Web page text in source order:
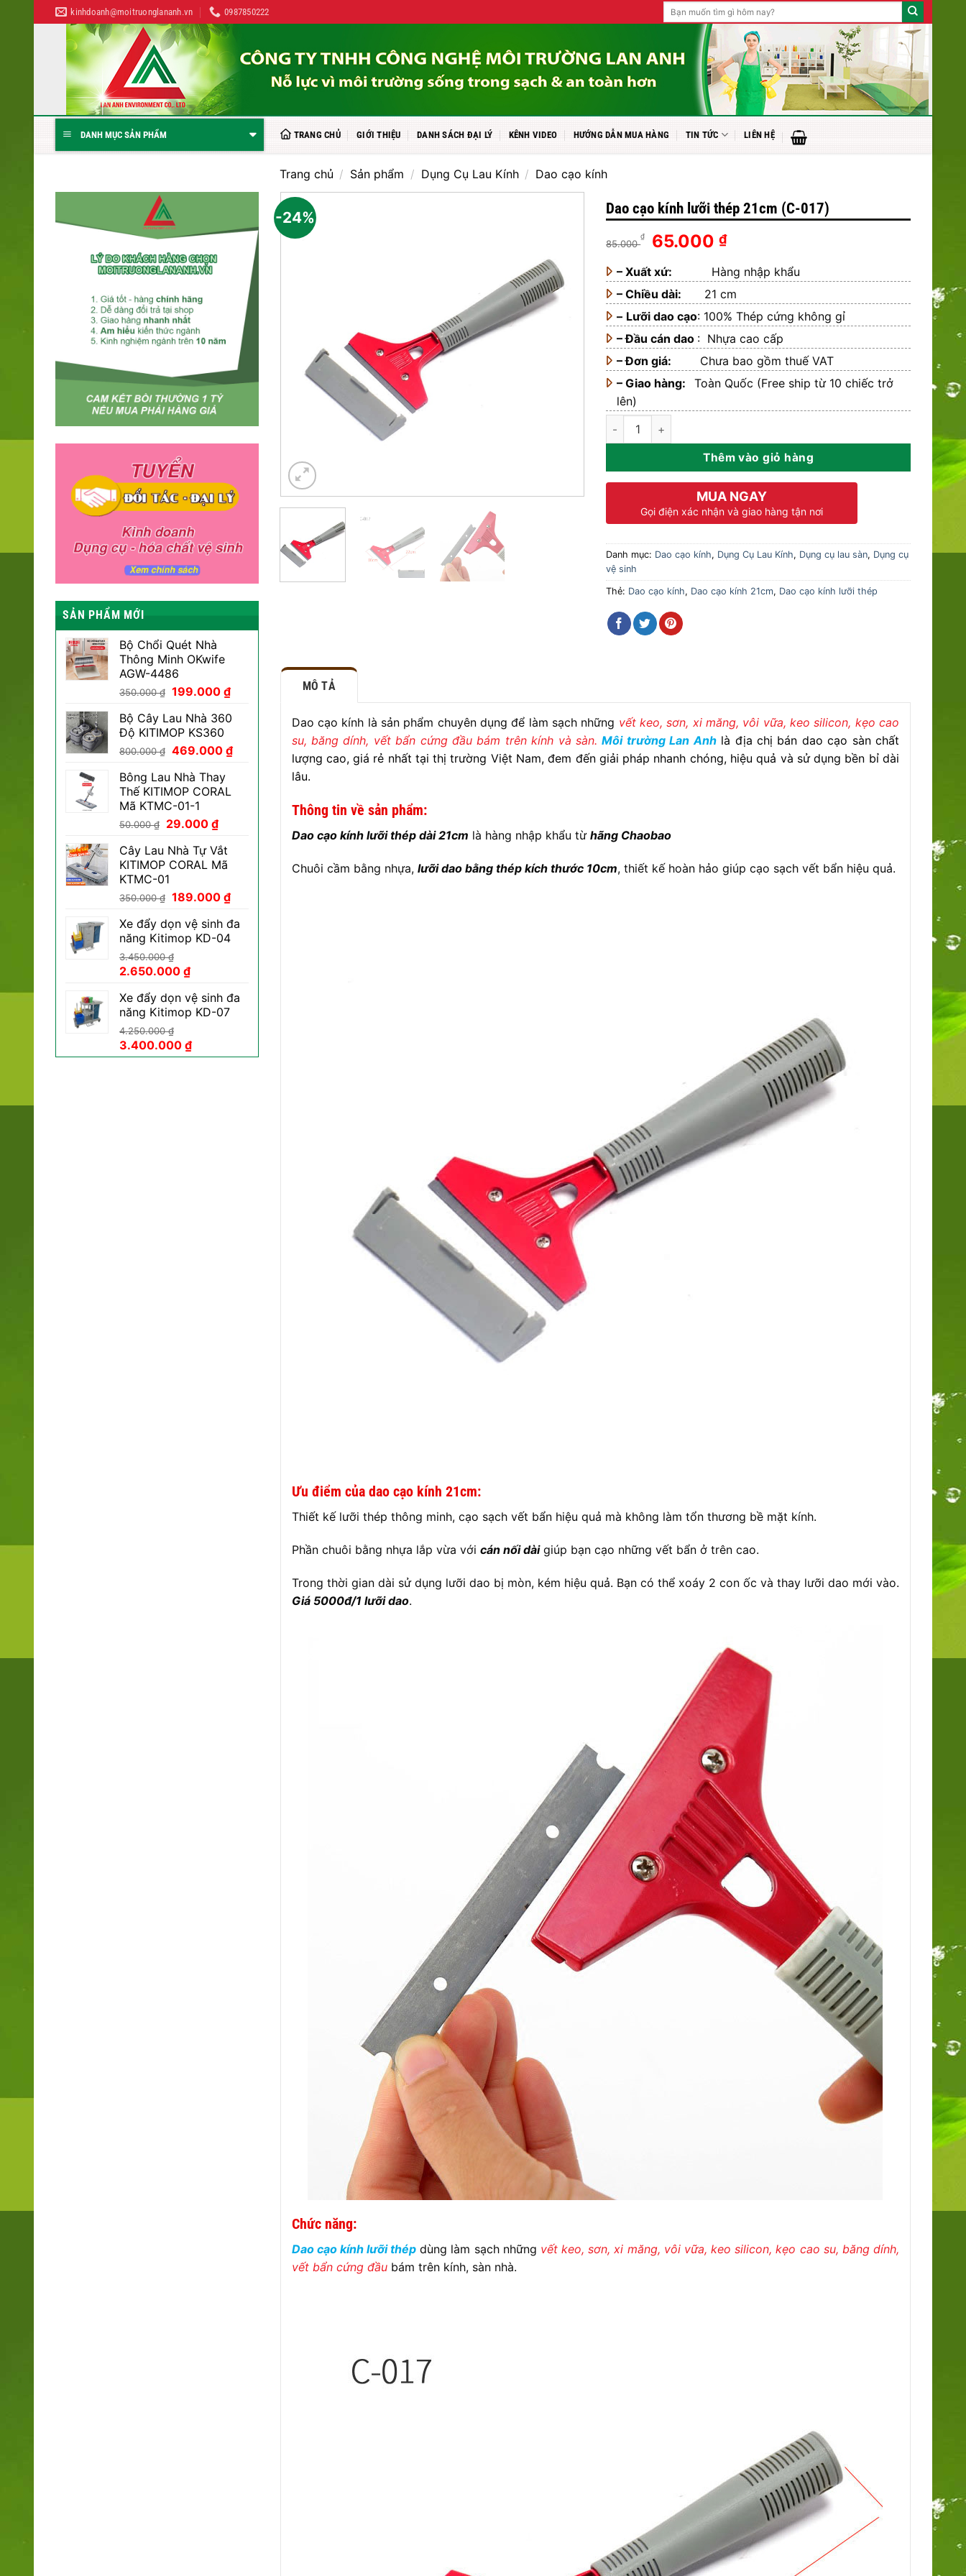
qua
kinhdoanh@moitruonglananh.vn 0987850222
Tìm
kiếm:
DANH MỤC SẢN PHẨM TRANG CHỦ GIỚI THIỆU DANH SÁCH ĐẠI LÝ KÊNH VIDEO HƯỚNG DẪN MUA HÀNG TIN TỨC LIÊN HỆ
Trang chủ / Sản phẩm / Dụng Cụ Lau Kính / Dao cạo kính
SẢN PHẨM MỚI
Bộ Chổi Quét Nhà
Thông Minh OKwife
AGW-4486
350.000₫ Giá
là:
350.000 ₫.
199.000 ₫Giá
tại
199.000 ₫.
Bộ Cây Lau Nhà 360
Độ KITIMOP KS360
800.000₫ Giá
là:
800.000 ₫.
469.000 ₫Giá
Bông Lau Nhà Thay
Thế KITIMOP CORAL
Mã KTMC-01-1
50.000₫
Giá
là:
50.000 ₫.
29.000 ₫Giá
tại
là:
Cây Lau Nhà Tự Vắt
KITIMOP CORAL Mã
KTMC-01
350.000₫ Giá
là:
350.000 ₫.
189.000 ₫Giá
tại
là:
Xe đẩy dọn vệ sinh đa
năng Kitimop KD-04
3.450.000₫
Giá
là:
3.450.000 ₫.
2.650.000 ₫Giá
tại
là:
Xe đẩy dọn vệ sinh đa
năng Kitimop KD-07
4.250.000₫
Giá
gốc
3.400.000 ₫Giá
hiện
-24% Dao cạo kính lưỡi thép 21cm (C-017)
85.000
₫
Giá
là:
85.000 ₫.
65.000₫Giá
tại
là:
65.000 ₫.
– Xuất xứ: Hàng nhập khẩu
– Chiều dài: 21 cm
– Lưỡi dao cạo: 100% Thép cứng không gỉ
– Đầu cán dao : Nhựa cao cấp
– Đơn giá: Chưa bao gồm thuế VAT
– Giao hàng:Toàn Quốc (Free ship từ 10 chiếc trở
lên)
Dao cạo kính lưỡi thép 21cm (C-017) số lượng
Thêm vào giỏ hàng
MUA NGAY
Gọi điện xác nhận và giao hàng tận nơi
Danh mục: Dao cạo kính, Dụng Cụ Lau Kính, Dụng cụ lau sàn, Dụng cụ
vệ sinh
Thẻ: Dao cạo kính, Dao cạo kính 21cm, Dao cạo kính lưỡi thép
MÔ TẢ
Dao cạo kính là sản phẩm chuyên dụng để làm sạch những vết keo, sơn, xi măng, vôi vữa, keo silicon, kẹo cao
su, băng dính, vết bẩn cứng đầu bám trên kính và sàn.Môi trường Lan Anhlà địa chị bán dao cạo sàn chất
lượng cao, giá rẻ nhất tại thị trường Việt Nam, đem đến giải pháp nhanh chóng, hiệu quả và sử dụng bền bỉ dài
lâu.
Thông tin về sản phẩm:
Dao cạo kính lưỡi thép dài 21cm là hàng nhập khẩu từ hãng Chaobao
Chuôi cầm bằng nhựa, lưỡi dao bằng thép kích thước 10cm, thiết kế hoàn hảo giúp cạo sạch vết bẩn hiệu quả.
Ưu điểm của dao cạo kính 21cm:
Thiết kế lưỡi thép thông minh, cạo sạch vết bẩn hiệu quả mà không làm tổn thương bề mặt kính.
Phần chuôi bằng nhựa lắp vừa với cán nối dài giúp bạn cạo những vết bẩn ở trên cao.
Trong thời gian dài sử dụng lưỡi dao bị mòn, kém hiệu quả. Bạn có thể xoáy 2 con ốc và thay lưỡi dao mới vào.
Giá 5000đ/1 lưỡi dao.
Chức năng:
Dao cạo kính lưỡi thép dùng làm sạch những vết keo, sơn, xi măng, vôi vữa, keo silicon, kẹo cao su, băng dính,
vết bẩn cứng đầubám trên kính, sàn nhà.